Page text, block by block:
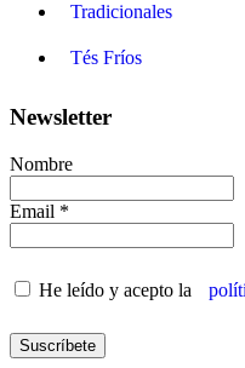
Tradicionales
Tés Fríos
Newsletter
Nombre
Email *
He leído y acepto la